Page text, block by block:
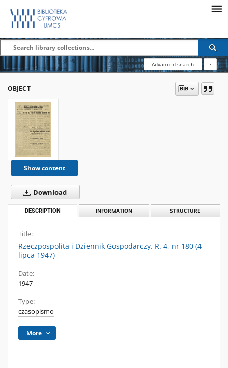
Advanced search ?
OBJECT
Show content
Download
DESCRIPTION INFORMATION STRUCTURE
Title:
Rzeczpospolita i Dziennik Gospodarczy. R. 4, nr 180 (4
lipca 1947)
Date:
1947
Type:
czasopismo
More